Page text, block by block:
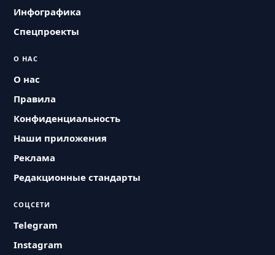
Инфографика
Спецпроекты
О НАС
О нас
Правила
Конфиденциальность
Наши приложения
Реклама
Редакционные стандарты
СОЦСЕТИ
Telegram
Instagram